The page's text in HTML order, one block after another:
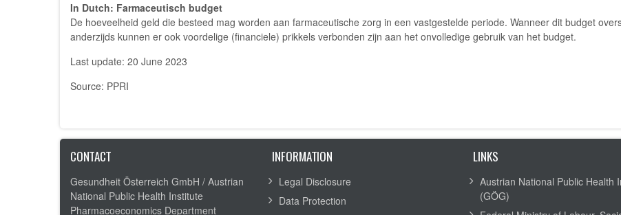
In Dutch: Farmaceutisch budget
De hoeveelheid geld die besteed mag worden aan farmaceutische zorg in een vastgestelde periode. Wanneer dit budget
anderzijds kunnen er ook voordelige (financiele) prikkels verbonden zijn aan het onvolledige gebruik van het budget.
Last update: 20 June 2023
Source: PPRI
CONTACT
Gesundheit Österreich GmbH / Austrian
National Public Health Institute
Pharmacoeconomics Department
INFORMATION
Legal Disclosure
Data Protection
LINKS
Austrian National Public Health
(GÖG)